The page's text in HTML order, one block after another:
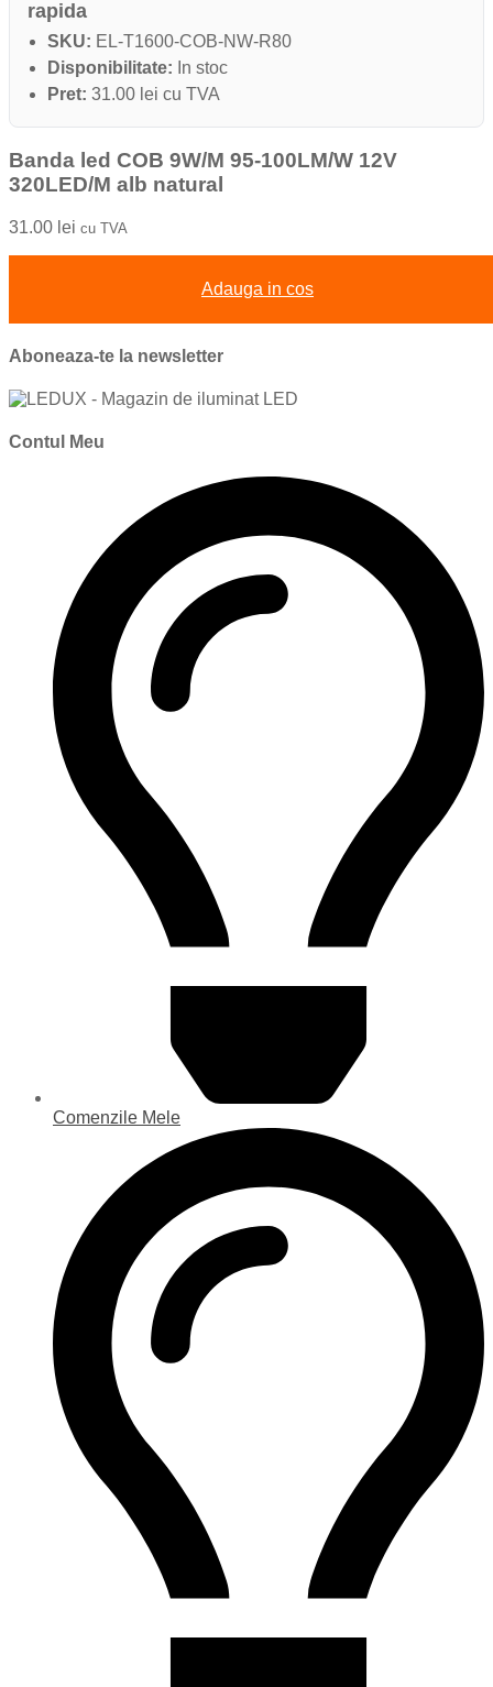
rapida
SKU: EL-T1600-COB-NW-R80
Disponibilitate: In stoc
Pret: 31.00 lei cu TVA
Banda led COB 9W/M 95-100LM/W 12V
320LED/M alb natural
31.00 lei cu TVA
Adauga in cos
Aboneaza-te la newsletter
Contul Meu
Comenzile Mele